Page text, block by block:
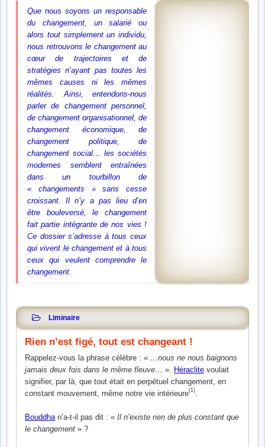
Que nous soyons un responsable
du changement, un salarié ou
alors tout simplement un individu,
nous retrouvons le changement au
cœur de trajectoires et de
stratégies n’ayant pas toutes les
mêmes causes ni les mêmes
réalités. Ainsi, entendons-nous
parler de changement personnel,
de changement organisationnel, de
changement économique, de
changement politique, de
changement social… les sociétés
modernes semblent entraînées
dans un tourbillon de
« changements » sans cesse
croissant. Il n’y a pas lieu d’en
être bouleversé, le changement
fait partie intégrante de nos vies !
Ce dossier s’adresse à tous ceux
qui vivent le changement et à tous
ceux qui veulent comprendre le
changement.
Liminaire
Rien n’est figé, tout est changeant !
Rappelez-vous la phrase célèbre : « …nous ne nous baignons
jamais deux fois dans le même fleuve… ». Héraclite voulait
signifier, par là, que tout était en perpétuel changement, en
constant mouvement, même notre vie intérieure(1).
Bouddha n’a-t-il pas dit : « Il n’existe rien de plus constant que
le changement » ?